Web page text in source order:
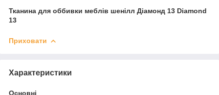
Тканина для оббивки меблів шенілл Діамонд 13 Diamond
13
Приховати
Характеристики
Основні